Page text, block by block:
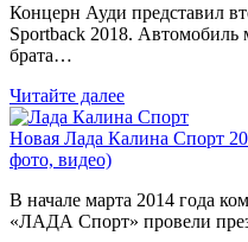
Концерн Ауди представил
Sportback 2018. Автомобиль
брата…
Читайте далее
Новая Лада Калина Спорт
фото, видео)
В начале марта 2014
«ЛАДА Спорт» провели